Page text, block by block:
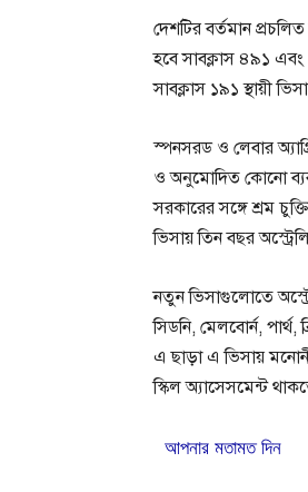
দেশটির বর্তমান
হবে সাবক্লাস ৪৯১
সাবক্লাস ১৯১ স্থায়ী
স্পনসরড ও লেবার
ও অনুমোদিত কোনো
সরকারের সঙ্গে শ্রম
ভিসায় তিন বছর
নতুন ভিসাগুলোতে
সিডনি, মেলবোর্ন,
এ ছাড়া এ ভিসায়
স্কিল অ্যাসেসমেন্ট
আপনার মতামত দিন